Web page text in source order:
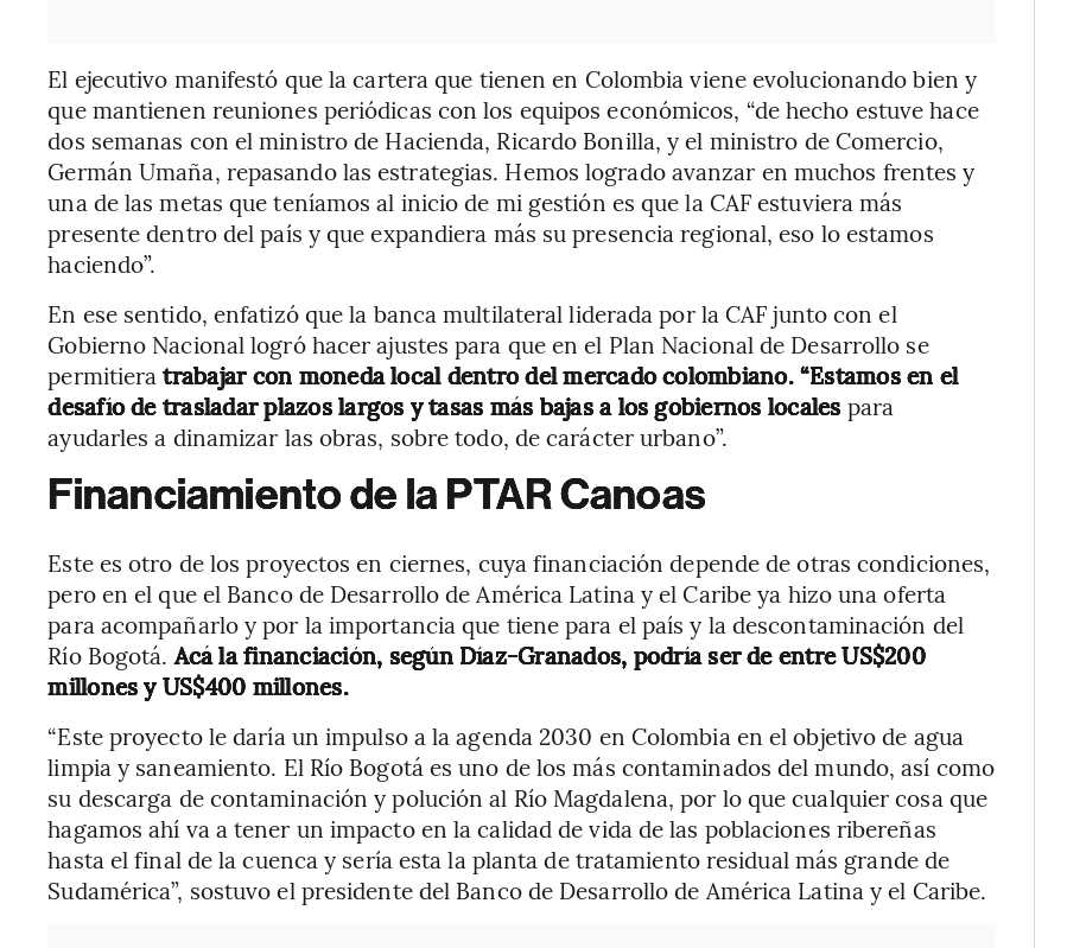
El ejecutivo manifestó que la cartera que tienen en Colombia viene evolucionando bien y
que mantienen reuniones periódicas con los equipos económicos, “de hecho estuve hace
dos semanas con el ministro de Hacienda, Ricardo Bonilla, y el ministro de Comercio,
Germán Umaña, repasando las estrategias. Hemos logrado avanzar en muchos frentes y
una de las metas que teníamos al inicio de mi gestión es que la CAF estuviera más
presente dentro del país y que expandiera más su presencia regional, eso lo estamos
haciendo”.
En ese sentido, enfatizó que la banca multilateral liderada por la CAF junto con el
Gobierno Nacional logró hacer ajustes para que en el Plan Nacional de Desarrollo se
permitieratrabajar con moneda local dentro del mercado colombiano.“Estamos en el
desafío de trasladar plazos largos y tasas más bajas a los gobiernos locales para
ayudarles a dinamizar las obras, sobre todo, de carácter urbano”.
Financiamiento de la PTAR Canoas
Este es otro de los proyectos en ciernes, cuya financiación depende de otras condiciones,
pero en el que el Banco de Desarrollo de América Latina y el Caribe ya hizo una oferta
para acompañarlo y por la importancia que tiene para el país y la descontaminación del
Río Bogotá.Acá la financiación, según Díaz-Granados, podría ser de entre US$200
millones y US$400 millones.
“Este proyecto le daría un impulso a la agenda 2030 en Colombia en el objetivo de agua
limpia y saneamiento. El Río Bogotá es uno de los más contaminados del mundo, así como
su descarga de contaminación y polución al Río Magdalena, por lo que cualquier cosa que
hagamos ahí va a tener un impacto en la calidad de vida de las poblaciones ribereñas
hasta el final de la cuenca y sería esta la planta de tratamiento residual más grande de
Sudamérica”, sostuvo el presidente del Banco de Desarrollo de América Latina y el Caribe.